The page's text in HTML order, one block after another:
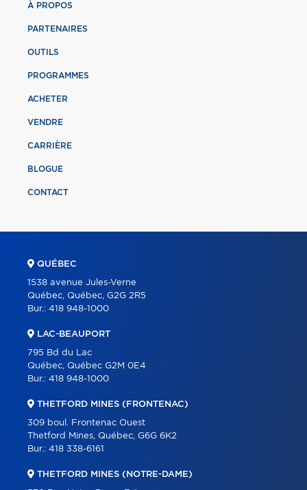
À PROPOS
PARTENAIRES
OUTILS
PROGRAMMES
ACHETER
VENDRE
CARRIÈRE
BLOGUE
CONTACT
QUÉBEC
1538 avenue Jules-Verne
Québec, Québec, G2G 2R5
Bur.: 418 948-1000
LAC-BEAUPORT
795 Bd du Lac
Québec, Québec G2M 0E4
Bur.: 418 948-1000
THETFORD MINES (FRONTENAC)
309 boul. Frontenac Ouest
Thetford Mines, Québec, G6G 6K2
Bur.: 418 338-6161
THETFORD MINES (NOTRE-DAME)